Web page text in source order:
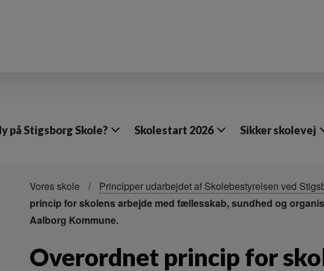
på Stigsborg Skole? Skolestart 2026 Sikker skolevej
Vores skole Principper udarbejdet af Skolebestyrelsen ved
princip for skolens arbejde med fællesskab, sundhed og
Aalborg Kommune.
Overordnet princip for